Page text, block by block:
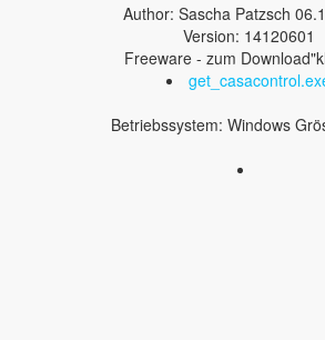
Author: Sascha Patzsch
Version: 14120601
Freeware - zum
Betriebssystem: Windows